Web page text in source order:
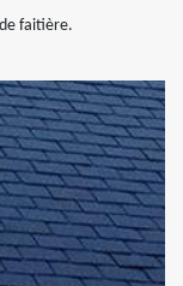
faitière.